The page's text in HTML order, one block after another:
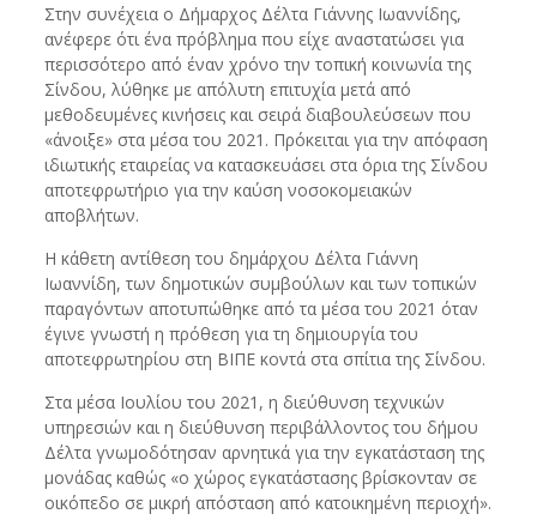
Στην συνέχεια ο Δήμαρχος Δέλτα Γιάννης Ιωαννίδης,
ανέφερε ότι ένα πρόβλημα που είχε αναστατώσει για
περισσότερο από έναν χρόνο την τοπική κοινωνία της
Σίνδου, λύθηκε με απόλυτη επιτυχία μετά από
μεθοδευμένες κινήσεις και σειρά διαβουλεύσεων που
«άνοιξε» στα μέσα του 2021. Πρόκειται για την απόφαση
ιδιωτικής εταιρείας να κατασκευάσει στα όρια της Σίνδου
αποτεφρωτήριο για την καύση νοσοκομειακών
αποβλήτων.
Η κάθετη αντίθεση του δημάρχου Δέλτα Γιάννη
Ιωαννίδη, των δημοτικών συμβούλων και των τοπικών
παραγόντων αποτυπώθηκε από τα μέσα του 2021 όταν
έγινε γνωστή η πρόθεση για τη δημιουργία του
αποτεφρωτηρίου στη ΒΙΠΕ κοντά στα σπίτια της Σίνδου.
Στα μέσα Ιουλίου του 2021, η διεύθυνση τεχνικών
υπηρεσιών και η διεύθυνση περιβάλλοντος του δήμου
Δέλτα γνωμοδότησαν αρνητικά για την εγκατάσταση της
μονάδας καθώς «ο χώρος εγκατάστασης βρίσκονταν σε
οικόπεδο σε μικρή απόσταση από κατοικημένη περιοχή».